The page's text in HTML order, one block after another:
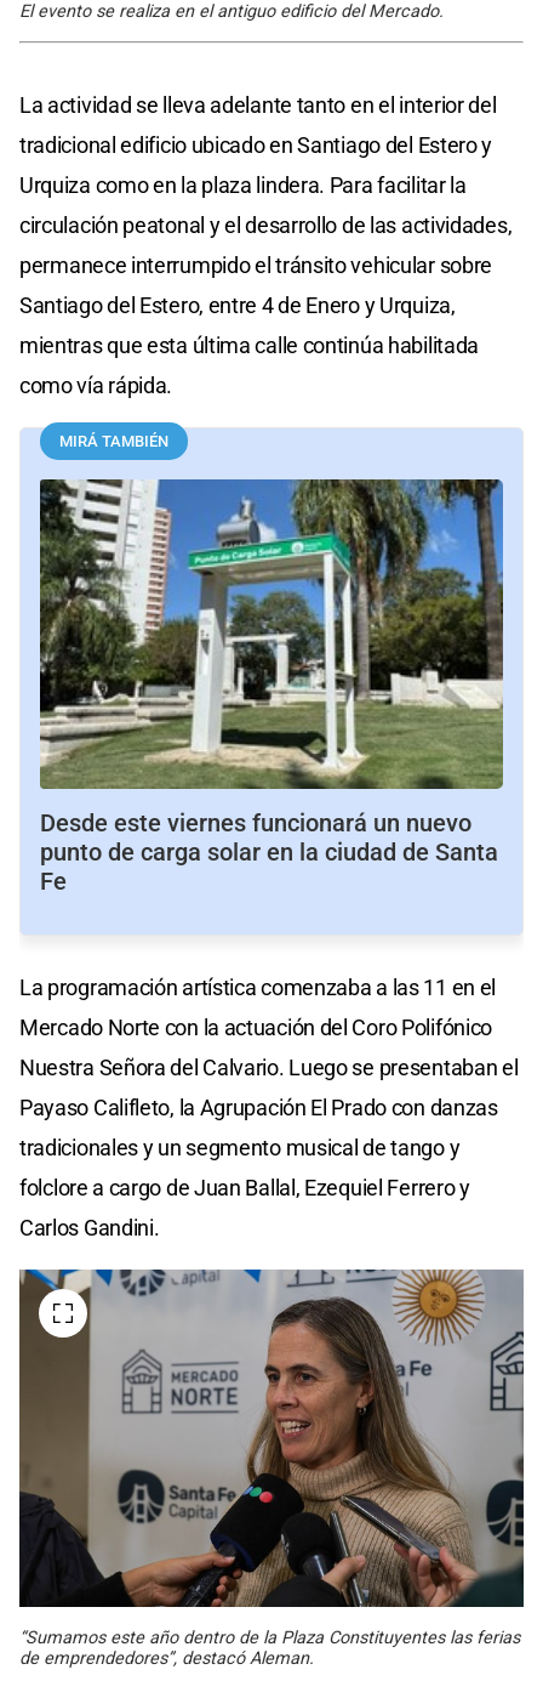
El evento se realiza en el antiguo edificio del Mercado.
La actividad se lleva adelante tanto en el interior del
tradicional edificio ubicado en Santiago del Estero y
Urquiza como en la plaza lindera. Para facilitar la
circulación peatonal y el desarrollo de las actividades,
permanece interrumpido el tránsito vehicular sobre
Santiago del Estero, entre 4 de Enero y Urquiza,
mientras que esta última calle continúa habilitada
como vía rápida.
MIRÁ TAMBIÉN
Desde este viernes funcionará un nuevo
punto de carga solar en la ciudad de Santa
Fe
La programación artística comenzaba a las 11 en el
Mercado Norte con la actuación del Coro Polifónico
Nuestra Señora del Calvario. Luego se presentaban el
Payaso Califleto, la Agrupación El Prado con danzas
tradicionales y un segmento musical de tango y
folclore a cargo de Juan Ballal, Ezequiel Ferrero y
Carlos Gandini.
“Sumamos este año dentro de la Plaza Constituyentes las ferias
de emprendedores”, destacó Aleman.